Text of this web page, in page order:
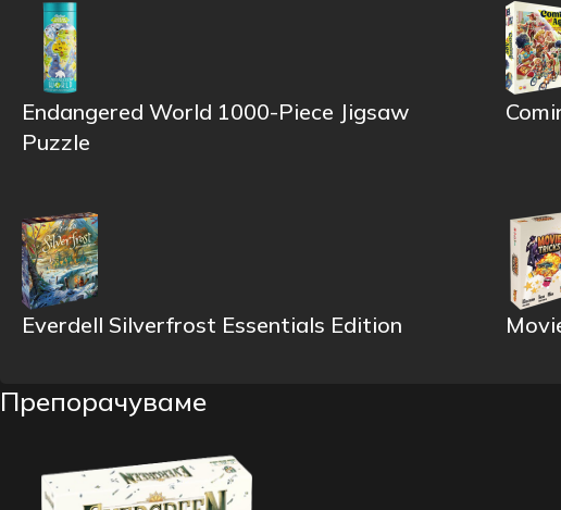
Endangered World 1000-Piece Jigsaw
Puzzle
Everdell Silverfrost Essentials Edition
Препорачуваме